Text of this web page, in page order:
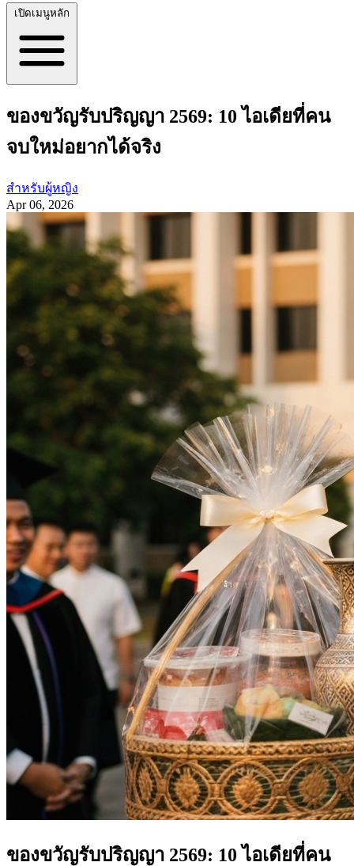
เปิดเมนูหลัก
ของขวัญรับปริญญา 2569: 10 ไอเดียที่คน
จบใหม่อยากได้จริง
สำหรับผู้หญิง
Apr 06, 2026
ของขวัญรับปริญญา 2569: 10 ไอเดียที่คน